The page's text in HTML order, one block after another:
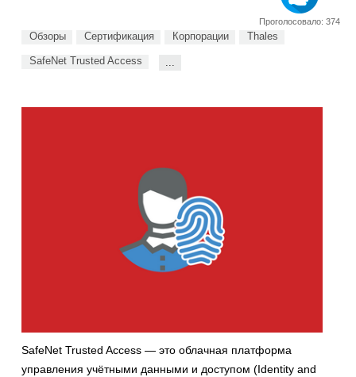
Проголосовало: 374
Обзоры Сертификация Корпорации Thales
SafeNet Trusted Access ...
SafeNet Trusted Access — это облачная платформа
управления учётными данными и доступом (Identity and